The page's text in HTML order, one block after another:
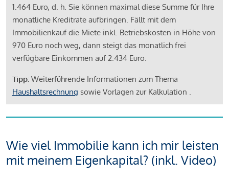
1.464 Euro, d. h. Sie können maximal diese Summe für Ihre
monatliche Kreditrate aufbringen. Fällt mit dem
Immobilienkauf die Miete inkl. Betriebskosten in Höhe von
970 Euro noch weg, dann steigt das monatlich frei
verfügbare Einkommen auf 2.434 Euro.
Tipp: Weiterführende Informationen zum Thema
Haushaltsrechnung sowie Vorlagen zur Kalkulation .
Wie viel Immobilie kann ich mir leisten
mit meinem Eigenkapital? (inkl. Video)